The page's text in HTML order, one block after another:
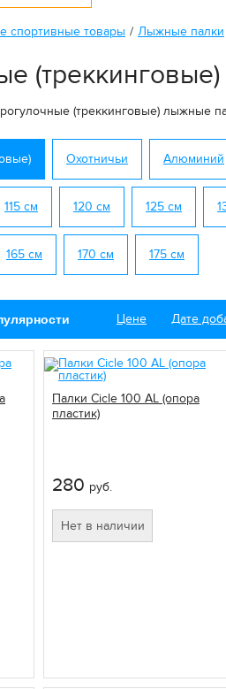
товары
спортивные товары Лыжные палки
(треккинговые) лыжные
Охотничьи Алюминий
115 см 120 см 125 см
165 см 170 см 175 см
Цене Дате
Палки Cicle 100 AL (опора
пластик)
280 руб.
Нет в наличии